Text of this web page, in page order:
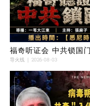
福奇听证会 中共锁国门
导火线 2026-08-03